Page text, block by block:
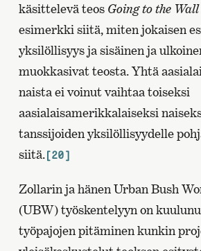
käsittelevä teos Going to the Wall
esimerkki siitä, miten jokaisen
yksilöllisyys ja sisäinen ja
muokkasivat teosta. Yhtä
naista ei voinut vaihtaa toiseksi
aasialaisamerikkalaiseksi
tanssijoiden yksilöllisyydelle
siitä.[20]
Zollarin ja hänen Urban Bush
(UBW) työskentelyyn on
työpajojen pitäminen kunkin